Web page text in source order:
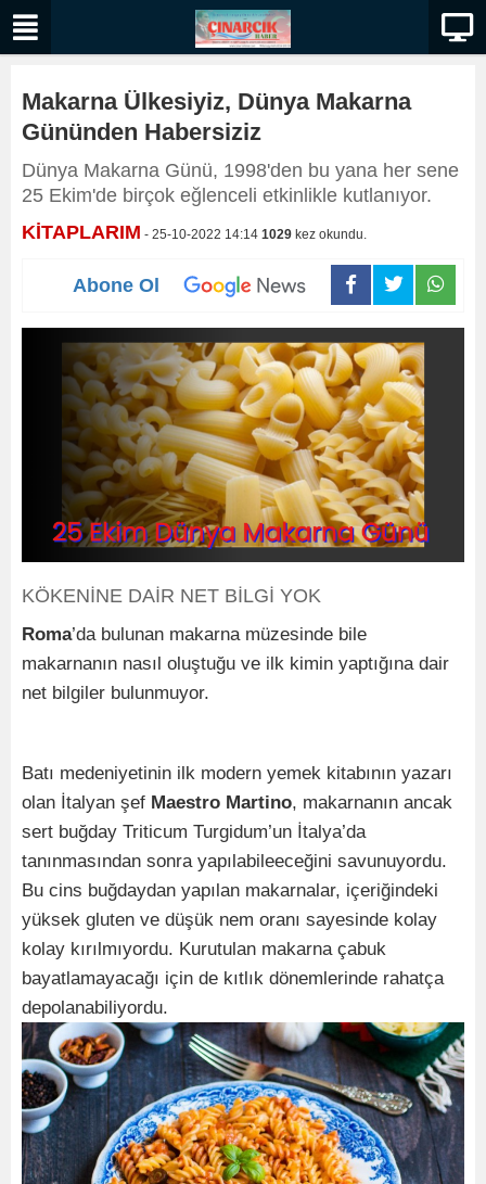
Makarna Ülkesiyiz, Dünya Makarna
Gününden Habersiziz
Dünya Makarna Günü, 1998'den bu yana her sene
25 Ekim'de birçok eğlenceli etkinlikle kutlanıyor.
KİTAPLARIM - 25-10-2022 14:14 1029 kez okundu.
Abone Ol
KÖKENİNE DAİR NET BİLGİ YOK
Roma’da bulunan makarna müzesinde bile
makarnanın nasıl oluştuğu ve ilk kimin yaptığına dair
net bilgiler bulunmuyor.
Batı medeniyetinin ilk modern yemek kitabının yazarı
olan İtalyan şef Maestro Martino, makarnanın ancak
sert buğday Triticum Turgidum’un İtalya’da
tanınmasından sonra yapılabileeceğini savunuyordu.
Bu cins buğdaydan yapılan makarnalar, içeriğindeki
yüksek gluten ve düşük nem oranı sayesinde kolay
kolay kırılmıyordu. Kurutulan makarna çabuk
bayatlamayacağı için de kıtlık dönemlerinde rahatça
depolanabiliyordu.